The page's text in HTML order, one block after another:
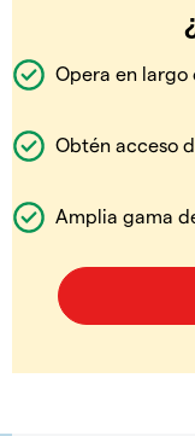
Opera en largo
Obtén acceso
Amplia gama